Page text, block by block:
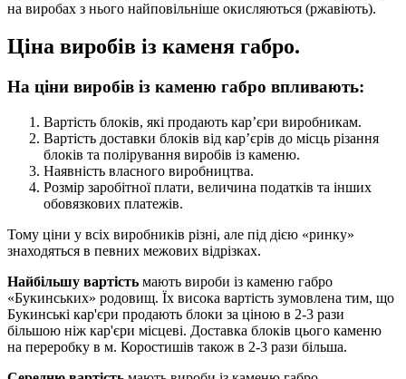
на виробах з нього найповільніше окисляються (ржавіють).
Ціна виробів із каменя габро.
На ціни виробів із каменю габро впливають:
Вартість блоків, які продають кар’єри виробникам.
Вартість доставки блоків від кар’єрів до місць різання
блоків та полірування виробів із каменю.
Наявність власного виробництва.
Розмір заробітної плати, величина податків та інших
обовязкових платежів.
Тому ціни у всіх виробників різні, але під дією «ринку»
знаходяться в певних межових відрізках.
Найбільшу вартість мають вироби із каменю габро
«Букинських» родовищ. Їх висока вартість зумовлена тим, що
Букинські кар'єри продають блоки за ціною в 2-3 рази
більшою ніж кар'єри місцеві. Доставка блоків цього каменю
на переробку в м. Коростишів також в 2-3 рази більша.